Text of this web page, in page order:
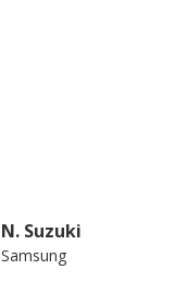
N. Suzuki
Samsung